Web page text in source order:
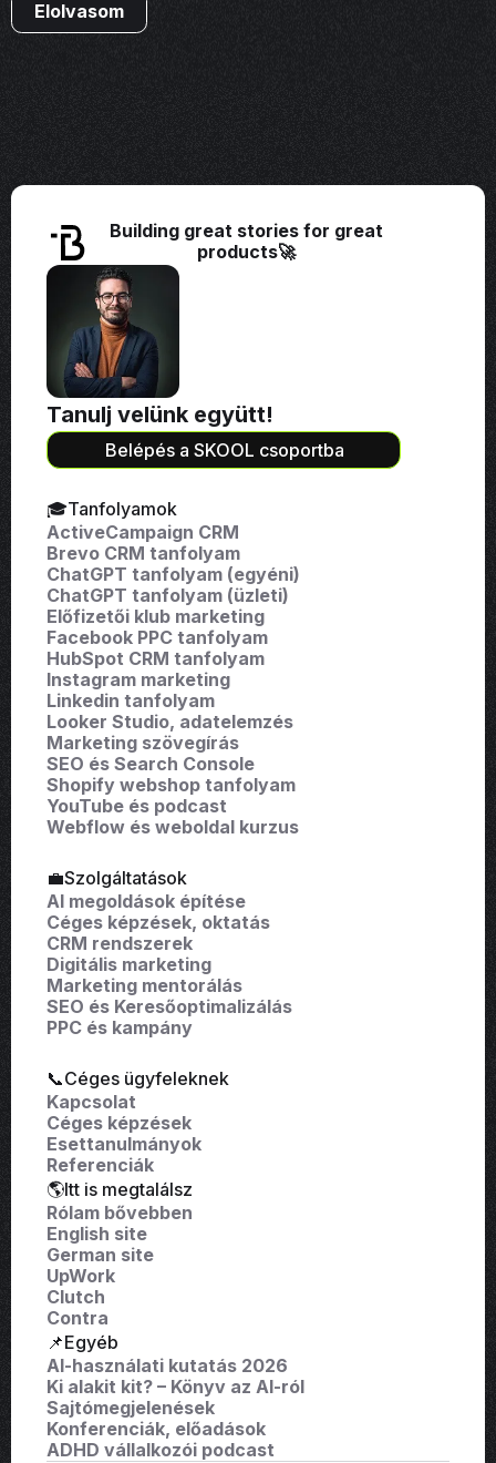
Elolvasom
Building great stories for great
products🚀
Tanulj velünk együtt!
Belépés a SKOOL csoportba
🎓Tanfolyamok
ActiveCampaign CRM
Brevo CRM tanfolyam
ChatGPT tanfolyam (egyéni)
ChatGPT tanfolyam (üzleti)
Előfizetői klub marketing
Facebook PPC tanfolyam
HubSpot CRM tanfolyam
Instagram marketing
Linkedin tanfolyam
Looker Studio, adatelemzés
Marketing szövegírás
SEO és Search Console
Shopify webshop tanfolyam
YouTube és podcast
Webflow és weboldal kurzus
💼Szolgáltatások
AI megoldások építése
Céges képzések, oktatás
CRM rendszerek
Digitális marketing
Marketing mentorálás
SEO és Keresőoptimalizálás
PPC és kampány
📞Céges ügyfeleknek
Kapcsolat
Céges képzések
Esettanulmányok
Referenciák
🌎Itt is megtalálsz
Rólam bővebben
English site
German site
UpWork
Clutch
Contra
📌Egyéb
AI-használati kutatás 2026
Ki alakit kit? – Könyv az AI-ról
Sajtómegjelenések
Konferenciák, előadások
ADHD vállalkozói podcast